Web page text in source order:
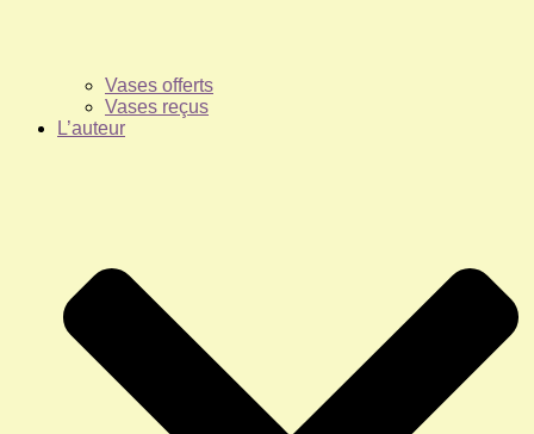
Vases offerts
Vases reçus
L’auteur